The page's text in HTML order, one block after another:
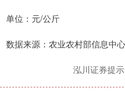
单位：元/公斤
数据来源：农业农村部信息中
泓川证券提